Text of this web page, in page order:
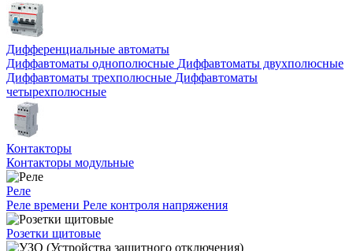
Дифференциальные автоматы
Диффавтоматы однополюсные Диффавтоматы двухполюсные
Диффавтоматы трехполюсные Диффавтоматы
четырехполюсные
Контакторы
Контакторы модульные
Реле
Реле времени Реле контроля напряжения
Розетки щитовые